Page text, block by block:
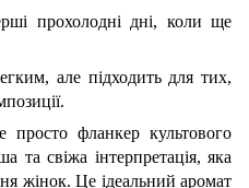
прохолодні дні, коли ще
але підходить для тих,
фланкер культового
та свіжа інтерпретація, яка
жінок. Це ідеальний аромат